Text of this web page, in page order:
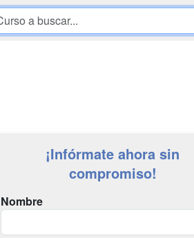
¡Infórmate ahora sin
compromiso!
Nombre